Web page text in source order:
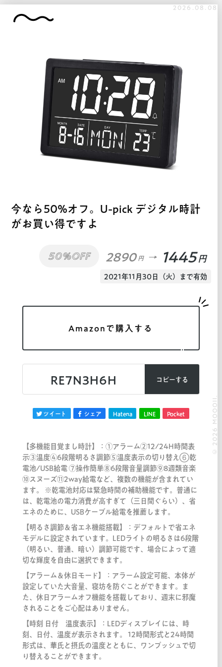
2026.08.08
今なら50%オフ。U-pick デジタル時計
がお買い得ですよ
50%OFF 2890 円 1445 円
2021年11月30日（火）まで有効
Amazonで購入する
RE7N3H6H コピーする
ツイート シェア Hatena LINE Pocket
【多機能目覚まし時計】：①アラーム②12/24H時間表
示③温度④6段階明るさ調節⑤温度表示の切り替え➅乾
電池/USB給電 ⑦操作簡単⑧6段階音量調節⑨8週類音楽
⑩スヌーズ⑪2way給電など、複数の機能が含まれてい
ます。 ※乾電池対応は緊急時間の補助機能です。普通に
は、乾電池の電力消費が高すぎて（三日間ぐらい）、省
エネのために、USBケーブル給電を推薦します。
【明るさ調節＆省エネ機能搭載】：デフォルトで省エネ
モデルに設定されています。LEDライトの明るさは6段階
（明るい、普通、暗い）調節可能です、場合によって適
切な輝度を自由に選択できます。
【アラーム＆休日モード】：アラーム設定可能、本体が
設定していた大音量、寝坊を防ぐことができます。ま
た、休日アラームオフ機能を搭載しており、週末に邪魔
されることをご心配はありません。
【時刻 日付 温度表示】：LEDディスプレイには、時
刻、日付、温度が表示されます。 12時間形式と24時間
形式は、華氏と摂氏の温度とともに、ワンプッシュで切
り替えることができます。
© 2026 MOOOII.